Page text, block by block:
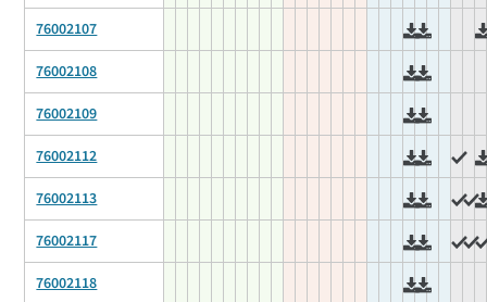
76002107
76002108
76002109
76002112
76002113
76002117
76002118